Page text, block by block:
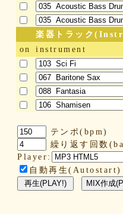
楽器トラック
on
instrument
テンポ(bpm)
繰り返す回数
Player:
自動再生(Autostart)